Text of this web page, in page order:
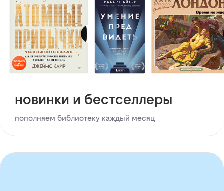
новинки и бестселлеры
пополняем библиотеку каждый месяц